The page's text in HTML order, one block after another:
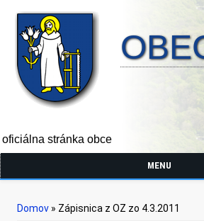
oficiálna stránka obce
MENU
Nachádzate sa tu
Domov » Zápisnica z OZ zo 4.3.2011